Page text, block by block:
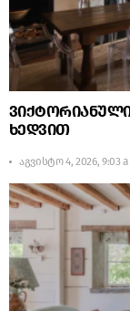
ხედვით
აგვისტო 4, 2026, 9:03